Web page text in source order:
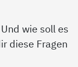
wie soll es
diese Fragen